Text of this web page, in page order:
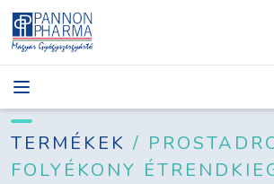
HÍREK
CIKKEK
TERMÉKEK
TERMÉKEK/
FOLYÉKONY